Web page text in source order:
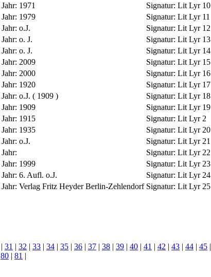
Jahr: 1971 Signatur: Lit Lyr 10
Jahr: 1979 Signatur: Lit Lyr 11
Jahr: o.J. Signatur: Lit Lyr 12
Jahr: o. J. Signatur: Lit Lyr 13
Jahr: o. J. Signatur: Lit Lyr 14
Jahr: 2009 Signatur: Lit Lyr 15
Jahr: 2000 Signatur: Lit Lyr 16
Jahr: 1920 Signatur: Lit Lyr 17
Jahr: o.J. ( 1909 ) Signatur: Lit Lyr 18
Jahr: 1909 Signatur: Lit Lyr 19
Jahr: 1915 Signatur: Lit Lyr 2
Jahr: 1935 Signatur: Lit Lyr 20
Jahr: o.J. Signatur: Lit Lyr 21
Jahr: Signatur: Lit Lyr 22
Jahr: 1999 Signatur: Lit Lyr 23
Jahr: 6. Aufl. o.J. Signatur: Lit Lyr 24
Jahr: Verlag Fritz Heyder Berlin-Zehlendorf Signatur: Lit Lyr 25
| 31 | 32 | 33 | 34 | 35 | 36 | 37 | 38 | 39 | 40 | 41 | 42 | 43 | 44 | 45 |
80 | 81 |